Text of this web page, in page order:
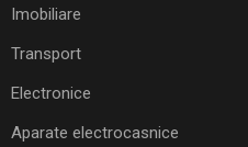
Imobiliare
Transport
Electronice
Aparate electrocasnice